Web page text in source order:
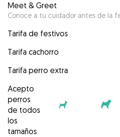
Meet & Greet
Conoce a tu cuidador antes de la
Tarifa de festivos
Tarifa cachorro
Tarifa perro extra
Acepto
perros
de todos
los
tamaños